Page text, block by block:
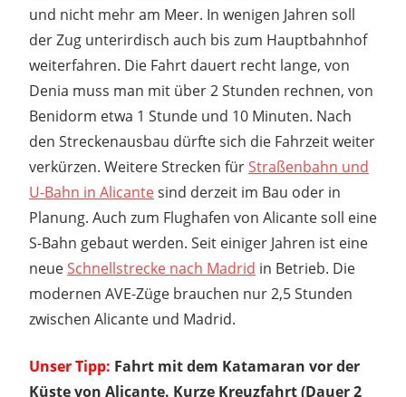
und nicht mehr am Meer. In wenigen Jahren soll
der Zug unterirdisch auch bis zum Hauptbahnhof
weiterfahren. Die Fahrt dauert recht lange, von
Denia muss man mit über 2 Stunden rechnen, von
Benidorm etwa 1 Stunde und 10 Minuten. Nach
den Streckenausbau dürfte sich die Fahrzeit weiter
verkürzen. Weitere Strecken fürStraßenbahn und
U-Bahn in Alicantesind derzeit im Bau oder in
Planung. Auch zum Flughafen von Alicante soll eine
S-Bahn gebaut werden. Seit einiger Jahren ist eine
neueSchnellstrecke nach Madrid in Betrieb. Die
modernen AVE-Züge brauchen nur 2,5 Stunden
zwischen Alicante und Madrid.
Unser Tipp: Fahrt mit dem Katamaran vor der
Küste von Alicante. Kurze Kreuzfahrt (Dauer 2